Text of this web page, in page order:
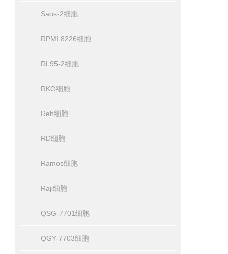
Saos-2细胞
RPMI 8226细胞
RL95-2细胞
RKO细胞
Reh细胞
RD细胞
Ramos细胞
Raji细胞
QSG-7701细胞
QGY-7703细胞